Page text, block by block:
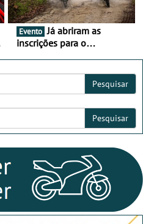
Evento Já abriram as
inscrições para o
Pesquisar
Pesquisar